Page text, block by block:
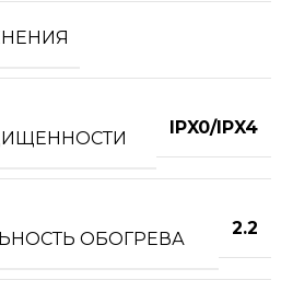
IPX0/IPX4
ОБОГРЕВА
2.2